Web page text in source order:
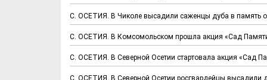
С. ОСЕТИЯ. В Чиколе высадили саженцы дуба в память о
С. ОСЕТИЯ. В Комсомольском прошла акция «Сад
С. ОСЕТИЯ. В Северной Осетии стартовала акция «Сад
С. ОСЕТИЯ. В Северной Осетии росгвардейцы высадили